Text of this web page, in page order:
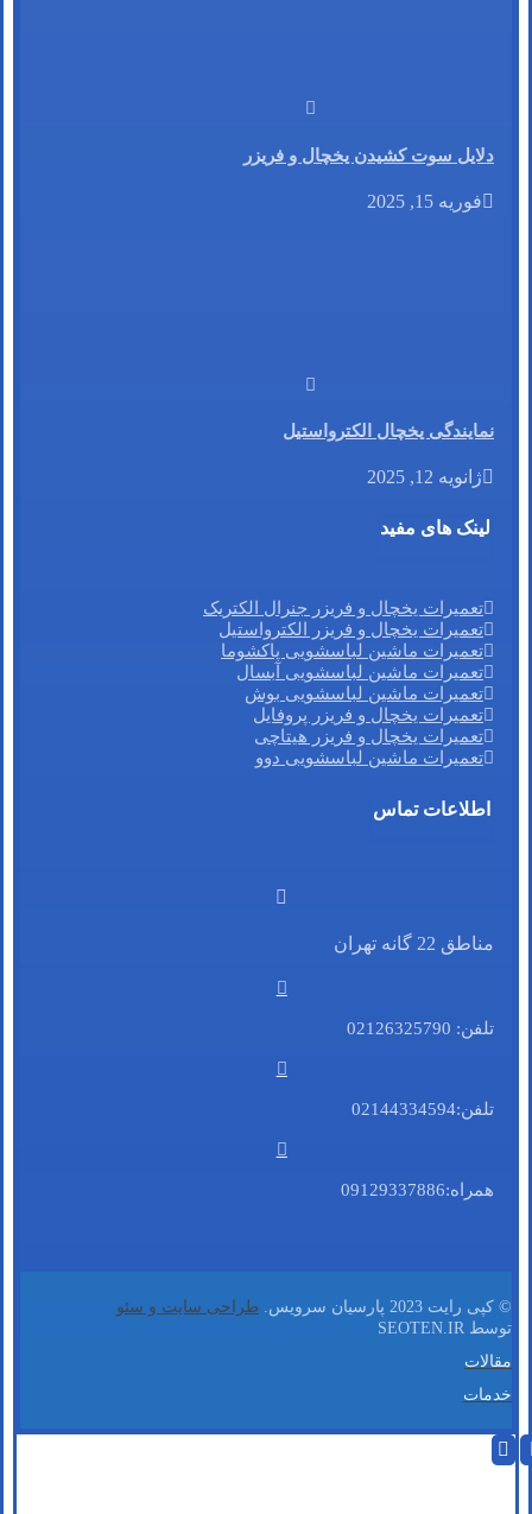
دلایل سوت کشیدن یخچال و فریزر
فوریه 15, 2025
نمایندگی یخچال الکترواستیل
ژانویه 12, 2025
لینک های مفید
تعمیرات یخچال و فریزر جنرال الکتریک
تعمیرات یخچال و فریزر الکترواستیل
تعمیرات ماشین لباسشویی پاکشوما
تعمیرات ماشین لباسشویی آبسال
تعمیرات ماشین لباسشویی بوش
تعمیرات یخچال و فریزر پروفایل
تعمیرات یخچال و فریزر هیتاچی
تعمیرات ماشین لباسشویی دوو
اطلاعات تماس
مناطق 22 گانه تهران
تلفن: 02126325790
تلفن:02144334594
همراه:09129337886
© کپی رایت 2023 پارسیان سرویس.
طراحی سایت و سئو
توسط SEOTEN.IR
مقالات
خدمات